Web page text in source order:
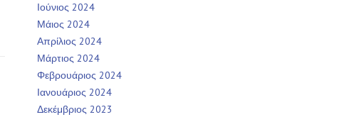
Ιούνιος 2024
Μάιος 2024
Απρίλιος 2024
Μάρτιος 2024
Φεβρουάριος 2024
Ιανουάριος 2024
Δεκέμβριος 2023